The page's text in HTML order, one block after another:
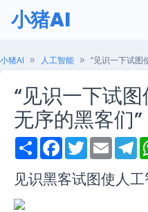
小猪AI
小猪AI 人工智能 “见识一下试图
“见识一下试
无序的黑客们”
S
h
r
e
F
a
e
b
T
w
t
t
E
m
i
l
T
e
e
g
见识黑客试图使人